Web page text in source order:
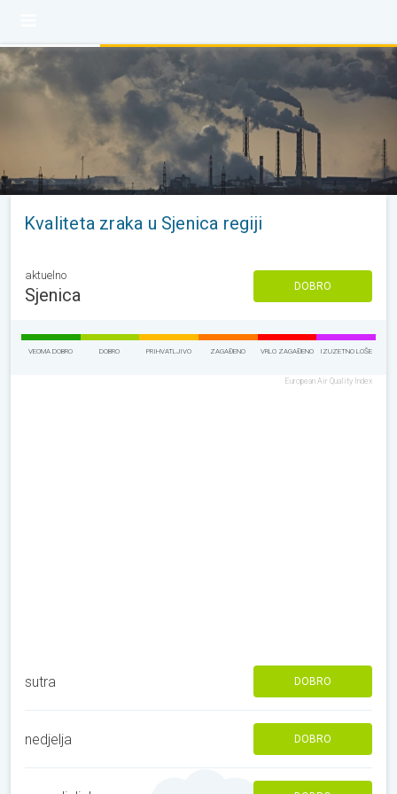
Kvaliteta zraka u Sjenica regiji
aktuelno
Sjenica DOBRO
VEOMA DOBRO DOBRO PRIHVATLJIVO ZAGAĐENO VRLO ZAGAĐENO IZUZETNO LOŠE
European Air Quality Index
sutra DOBRO
nedjelja DOBRO